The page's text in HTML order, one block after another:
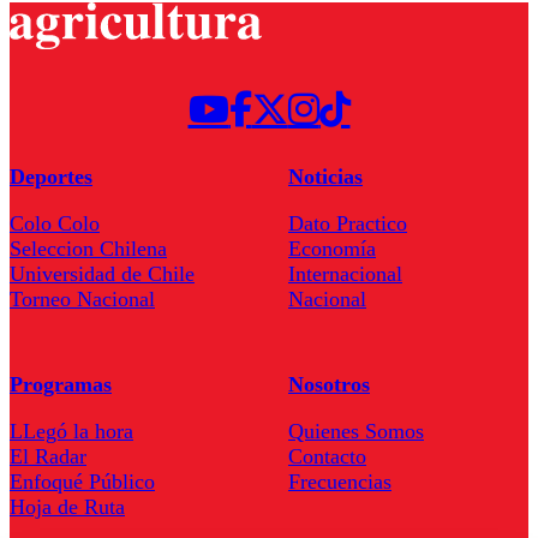
Deportes
Colo Colo
Seleccion Chilena
Universidad de Chile
Torneo Nacional
Noticias
Dato Practico
Economía
Internacional
Nacional
Programas
LLegó la hora
El Radar
Enfoqué Público
Hoja de Ruta
Nosotros
Quienes Somos
Contacto
Frecuencias